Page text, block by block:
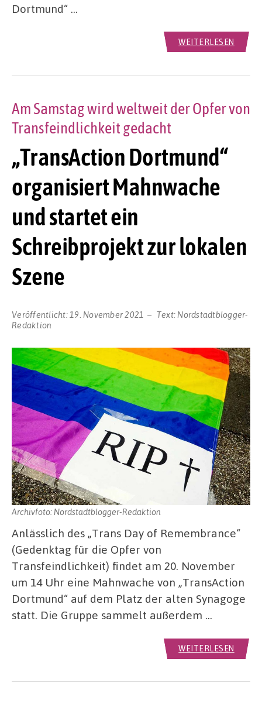
Dortmund“ …
WEITERLESEN
„TransAction Dortmund“
organisiert Mahnwache
und startet ein
Schreibprojekt zur lokalen
Szene
Am Samstag wird weltweit der Opfer von
Transfeindlichkeit gedacht
Veröffentlicht: 19. November 2021 Text: Nordstadtblogger-
Redaktion
Archivfoto: Nordstadtblogger-Redaktion
Anlässlich des „Trans Day of Remembrance“
(Gedenktag für die Opfer von
Transfeindlichkeit) findet am 20. November
um 14 Uhr eine Mahnwache von „TransAction
Dortmund“ auf dem Platz der alten Synagoge
statt. Die Gruppe sammelt außerdem …
WEITERLESEN